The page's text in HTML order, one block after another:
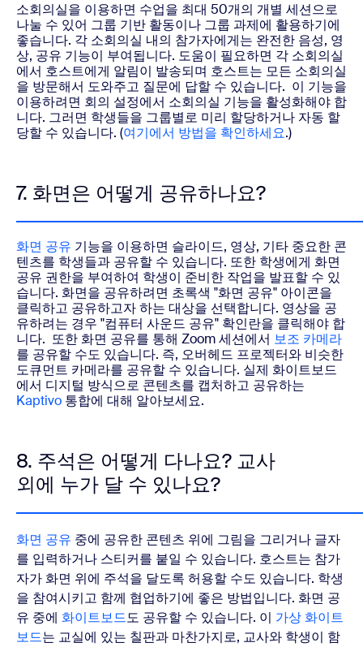
소회의실을 이용하면 수업을 최대 50개의 개별 세션으로
나눌 수 있어 그룹 기반 활동이나 그룹 과제에 활용하기에
좋습니다. 각 소회의실 내의 참가자에게는 완전한 음성, 영
상, 공유 기능이 부여됩니다. 도움이 필요하면 각 소회의실
에서 호스트에게 알림이 발송되며 호스트는 모든 소회의실
을 방문해서 도와주고 질문에 답할 수 있습니다. 이 기능을
이용하려면 회의 설정에서 소회의실 기능을 활성화해야 합
니다. 그러면 학생들을 그룹별로 미리 할당하거나 자동 할
당할 수 있습니다. (여기에서 방법을 확인하세요.)
7. 화면은 어떻게 공유하나요?
화면 공유 기능을 이용하면 슬라이드, 영상, 기타 중요한 콘
텐츠를 학생들과 공유할 수 있습니다. 또한 학생에게 화면
공유 권한을 부여하여 학생이 준비한 작업을 발표할 수 있
습니다. 화면을 공유하려면 초록색 "화면 공유" 아이콘을
클릭하고 공유하고자 하는 대상을 선택합니다. 영상을 공
유하려는 경우 "컴퓨터 사운드 공유" 확인란을 클릭해야 합
니다. 또한 화면 공유를 통해 Zoom 세션에서 보조 카메라
를 공유할 수도 있습니다. 즉, 오버헤드 프로젝터와 비슷한
도큐먼트 카메라를 공유할 수 있습니다. 실제 화이트보드
에서 디지털 방식으로 콘텐츠를 캡처하고 공유하는
Kaptivo 통합에 대해 알아보세요.
8. 주석은 어떻게 다나요? 교사
외에 누가 달 수 있나요?
화면 공유 중에 공유한 콘텐츠 위에 그림을 그리거나 글자
를 입력하거나 스티커를 붙일 수 있습니다. 호스트는 참가
자가 화면 위에 주석을 달도록 허용할 수도 있습니다. 학생
을 참여시키고 함께 협업하기에 좋은 방법입니다. 화면 공
유 중에 화이트보드도 공유할 수 있습니다. 이 가상 화이트
보드는 교실에 있는 칠판과 마찬가지로, 교사와 학생이 함